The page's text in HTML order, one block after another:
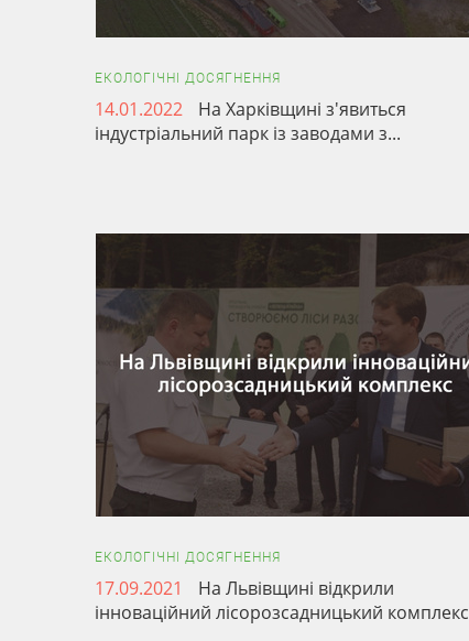
ЕКОЛОГІЧНІ ДОСЯГНЕННЯ
14.01.2022
На Харківщині з'явиться
індустріальний парк із заводами з...
ЕКОЛОГІЧНІ ДОСЯГНЕННЯ
17.09.2021
На Львівщині відкрили
інноваційний лісорозсадницький комплекс